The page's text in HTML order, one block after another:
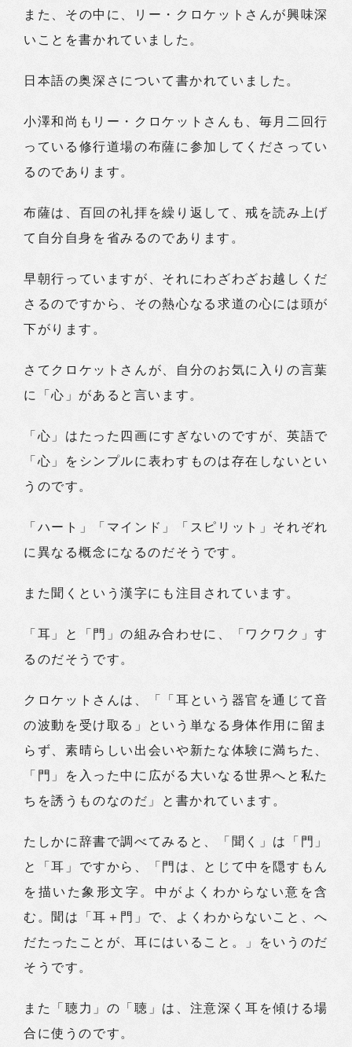
また、その中に、リー・クロケットさんが興味深
いことを書かれていました。
日本語の奥深さについて書かれていました。
小澤和尚もリー・クロケットさんも、毎月二回行
っている修行道場の布薩に参加してくださってい
るのであります。
布薩は、百回の礼拝を繰り返して、戒を読み上げ
て自分自身を省みるのであります。
早朝行っていますが、それにわざわざお越しくだ
さるのですから、その熱心なる求道の心には頭が
下がります。
さてクロケットさんが、自分のお気に入りの言葉
に「心」があると言います。
「心」はたった四画にすぎないのですが、英語で
「心」をシンプルに表わすものは存在しないとい
うのです。
「ハート」「マインド」「スピリット」それぞれ
に異なる概念になるのだそうです。
また聞くという漢字にも注目されています。
「耳」と「門」の組み合わせに、「ワクワク」す
るのだそうです。
クロケットさんは、「「耳という器官を通じて音
の波動を受け取る」という単なる身体作用に留ま
らず、素晴らしい出会いや新たな体験に満ちた、
「門」を入った中に広がる大いなる世界へと私た
ちを誘うものなのだ」と書かれています。
たしかに辞書で調べてみると、「聞く」は「門」
と「耳」ですから、「門は、とじて中を隠すもん
を描いた象形文字。中がよくわからない意を含
む。聞は「耳＋門」で、よくわからないこと、へ
だたったことが、耳にはいること。」をいうのだ
そうです。
また「聴力」の「聴」は、注意深く耳を傾ける場
合に使うのです。